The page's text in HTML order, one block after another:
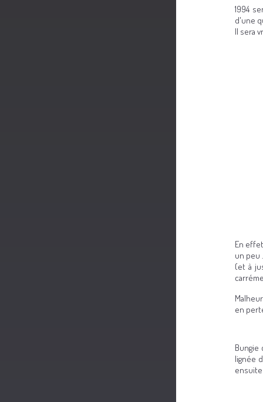
1994
d'une
Il sera
En
un peu
(et à
en
lignée